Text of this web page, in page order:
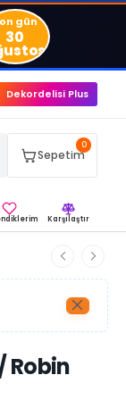
gün
30
Dekordelisi Plus
0
Sepetim
Karşılaştır
Robin